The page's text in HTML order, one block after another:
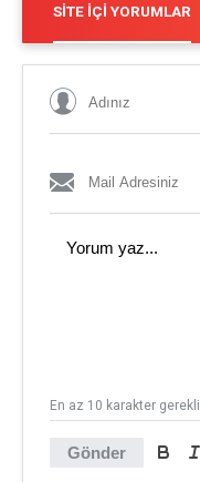
SITE İÇI YORUMLAR
Gönder
En az 10 karakter gerekli